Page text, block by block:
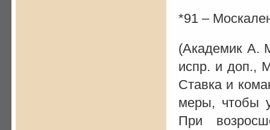
*91 –
(Академик А.
испр. и доп.,
Ставка и
меры, чтобы
При